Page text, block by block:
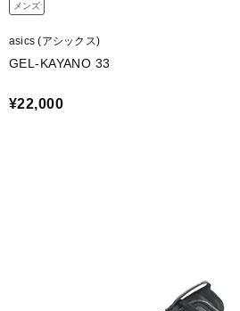
メンズ
asics (アシックス)
GEL-KAYANO 33
¥22,000